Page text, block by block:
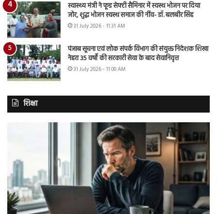
स्वास्थ्य मंत्री ने फूड सेफ्टी सैमिनार में स्वस्थ भोजन पर दिया
जोर, शुद्ध भोजन स्वस्थ समाज की नींव- डॉ. बलबीर सिंह
31 July 2026 - 11:31 AM
पंजाब सूचना एवं लोक संपर्क विभाग की संयुक्त निदेशक शिखा
नेहरा 35 वर्षों की सरकारी सेवा के बाद सेवानिवृत्त
31 July 2026 - 11:00 AM
शिक्षा